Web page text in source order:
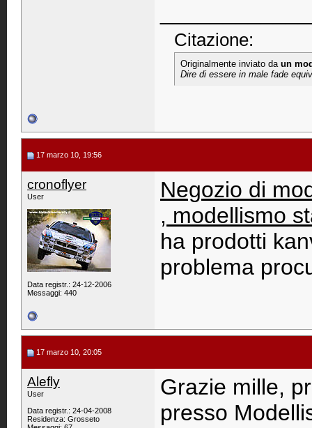
Citazione:
Originalmente inviato da un
Dire di essere in male fade
17 marzo 10, 19:56
cronoflyer
User
Data registr.: 24-12-2006
Messaggi: 440
Negozio di
, modellismo
ha prodotti
problema
17 marzo 10, 20:05
Alefly
User
Data registr.: 24-04-2008
Residenza: Grosseto
Grazie mille,
presso